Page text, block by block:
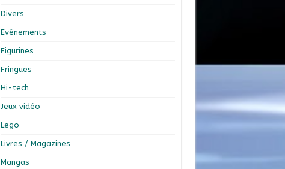
Divers
Evénements
Figurines
Fringues
Hi-tech
Jeux vidéo
Lego
Livres / Magazines
Mangas